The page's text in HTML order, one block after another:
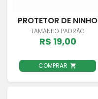
PROTETOR DE NINHO
TAMANHO PADRÃO
R$ 19,00
COMPRAR